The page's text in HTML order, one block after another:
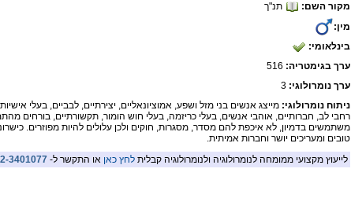
מקור השם:
תנ"ך
מין:
בינלאומי:
ערך בגימטריה:
ערך נומרולוגי: 3
ניתוח נומרולוגי: מייצג אנשים בני מזל ושפע, אמוציונאליים, יצירתיים, לבביים, בעלי
רחבי לב, חברותיים, אוהבי אנשים, בעלי כריזמה, בעלי חוש הומור, תקשורתיים, בורחים
משתמשים בדמיון, לא איכפת להם מסדר, מסגרות, חוקים ולכן עלולים להיות מפוזרים.
טובים ומעריכים יושר וחברות אמיתית.
לייעוץ מקצועי ממומחה לנומרולוגיה ולנומרולוגיה קבלית לחץ כאן או התקשר ל- 3401077